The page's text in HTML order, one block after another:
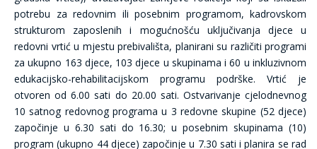
potrebu za redovnim ili posebnim programom, kadrovskom
strukturom zaposlenih i mogućnošću uključivanja djece u
redovni vrtić u mjestu prebivališta, planirani su različiti programi
za ukupno 163 djece, 103 djece u skupinama i 60 u inkluzivnom
edukacijsko-rehabilitacijskom programu podrške. Vrtić je
otvoren od 6.00 sati do 20.00 sati. Ostvarivanje cjelodnevnog
10 satnog redovnog programa u 3 redovne skupine (52 djece)
započinje u 6.30 sati do 16.30; u posebnim skupinama (10)
program (ukupno 44 djece) započinje u 7.30 sati i planira se rad